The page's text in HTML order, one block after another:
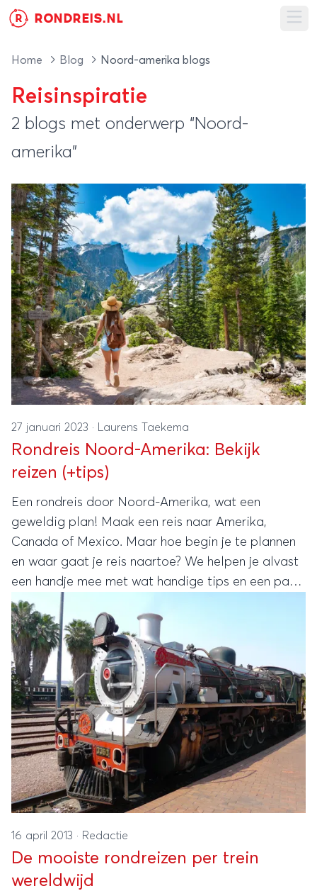
R RONDREIS.NL
Home Blog Noord-amerika blogs
Reisinspiratie
2 blogs met onderwerp “Noord-
amerika”
27 januari 2023 · Laurens Taekema
Rondreis Noord-Amerika: Bekijk
reizen (+tips)
Een rondreis door Noord-Amerika, wat een
geweldig plan! Maak een reis naar Amerika,
Canada of Mexico. Maar hoe begin je te plannen
en waar gaat je reis naartoe? We helpen je alvast
een handje mee met wat handige tips en een paar
voorbeeld routes. Lees mee!
16 april 2013 · Redactie
De mooiste rondreizen per trein
wereldwijd